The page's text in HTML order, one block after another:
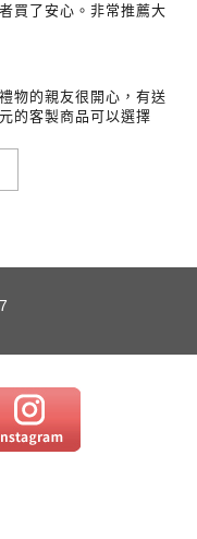
買了安心。非常推薦大
物的親友很開心，有送
的客製商品可以選擇